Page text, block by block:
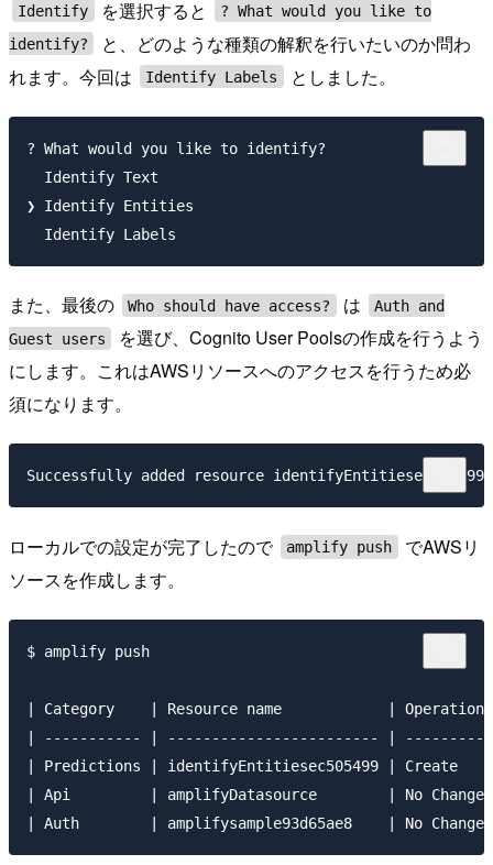
Identify を選択すると
? What would you like to
identify?
と、どのような種類の解釈を行いたいのか問わ
れます。今回は
Identify Labels としました。
? What would you like to identify?
  Identify Text
❯ Identify Entities
また、最後の Who should have access? は
Auth and
Guest users
を選び、Cognito User Poolsの作成を行うよう
にします。これはAWSリソースへのアクセスを行うため必
須になります。
ローカルでの設定が完了したので amplify push
でAWSリ
ソースを作成します。
$ amplify push
| Category    | Resource name            |
| ----------- | ------------------------ |
| Predictions | identifyEntitiesec505499 | Create
| Api         | amplifyDatasource        | No Change